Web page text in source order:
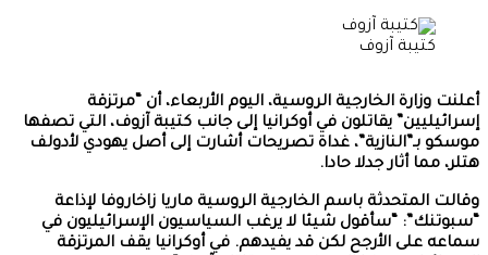
كتيبة آزوف
أعلنت وزارة الخارجية الروسية، اليوم الأربعاء، أن “مرتزقة
إسرائيليين” يقاتلون في أوكرانيا إلى جانب كتيبة آزوف، التي تصفها
موسكو بـ”النازية”، غداة تصريحات أشارت إلى أصل يهودي لأدولف
هتلر، مما أثار جدلا حادا.
وقالت المتحدثة باسم الخارجية الروسية ماريا زاخاروفا لإذاعة
“سبوتنك”: “سأقول شيئا لا يرغب السياسيون الإسرائيليون في
سماعه على الأرجح لكن قد يفيدهم. في أوكرانيا يقف المرتزقة